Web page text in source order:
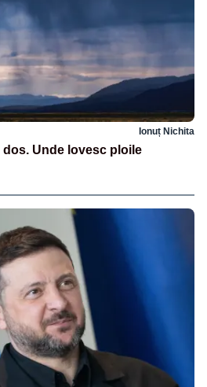
Ionuț Nichita
dos. Unde lovesc ploile